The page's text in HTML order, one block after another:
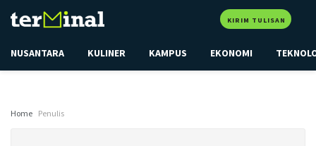
KIRIM TULISAN
NUSANTARA KULINER KAMPUS EKONOMI
Home Penulis